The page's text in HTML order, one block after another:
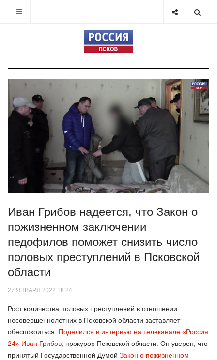
Иван Грибов надеется, что Закон о
пожизненном заключении
педофилов поможет снизить число
половых преступлений в Псковской
области
27 ЯНВАРЯ 2022 18:24
Рост количества половых преступлений в отношении
несовершеннолетних в Псковской области заставляет
обеспокоиться. Поделился в интервью на телеканале «Россия
24» Иван Грибов, прокурор Псковской области. Он уверен, что
принятый Государственной Думой Закон о пожизненном